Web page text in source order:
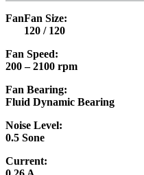
FanFan Size:
120 / 120
Fan Speed:
200 – 2100 rpm
Fan Bearing:
Fluid Dynamic Bearing
Noise Level:
0.5 Sone
Current: